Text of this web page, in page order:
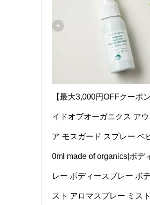
【最大3,000円OFFクーポ
イドオブオーガニクス アウ
ア モスガード スプレー ベ
0ml made of organics|ボデ
レー ボディースプレー ボ
スト アロマスプレー ミス